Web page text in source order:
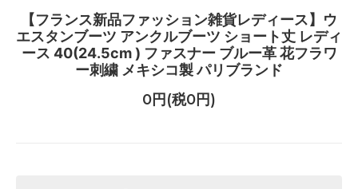
【フランス新品ファッション雑貨レディース】ウ
エスタンブーツ アンクルブーツ ショート丈 レディ
ース 40(24.5cm ) ファスナー ブルー革 花フラワ
ー刺繍 メキシコ製 パリブランド
0円(税0円)